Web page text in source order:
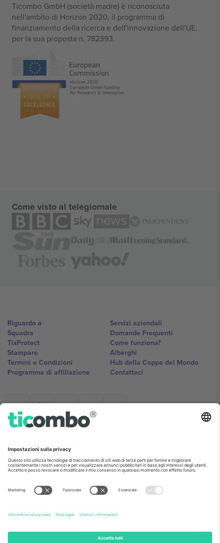
Ticombo GmbH (società madre) è riconosciuta
nell'ambito di Horizon 2020, il programma di
finanziamento della ricerca e dell'innovazione dell'UE,
per la sua proposta n. 782393.
Come visto al telegiornale
Riguardo a
Squadra
TixProtect
Stampare
Termini e Condizioni
Programma di affiliazione
Servizi aziendali
Domande Frequenti
Come funziona?
Alberghi
Hub della Coppa del Mondo
Contattaci
Ticombo Italia
Mimi Balkanska 132, 1540, Sofia,
base alla località, all'evento e/o al dominio. Per i dettagli controlla la
pagina specifica dell'evento, l'impronta e i termini.,